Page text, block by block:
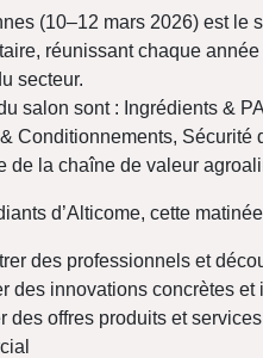
(10–12 mars 2026) est
réunissant chaque
secteur.
salon sont : Ingrédients &
Conditionnements,
de la chaîne de valeur
d’Alticome, cette
des professionnels et
des innovations concrètes
des offres produits et